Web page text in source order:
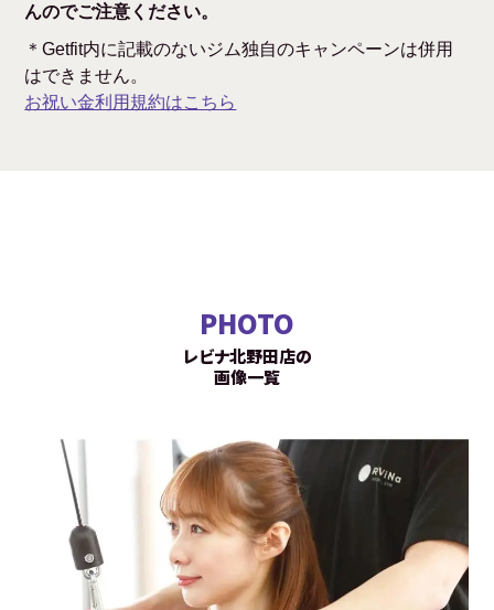
んのでご注意ください。
＊Getfit内に記載のないジム独自のキャンペーンは併用
はできません。
お祝い金利用規約はこちら
PHOTO
レビナ北野田店の
画像一覧